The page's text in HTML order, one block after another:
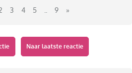
3 4 5 9 »
Naar laatste reactie